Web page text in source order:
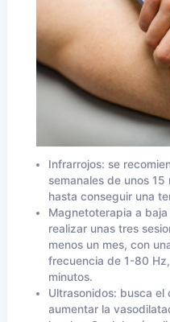
Infrarrojos: se
semanales de unos
hasta conseguir una
Magnetoterapia a
realizar unas tres
menos un mes, con
frecuencia de 1-80
minutos.
Ultrasonidos: busca
aumentar la